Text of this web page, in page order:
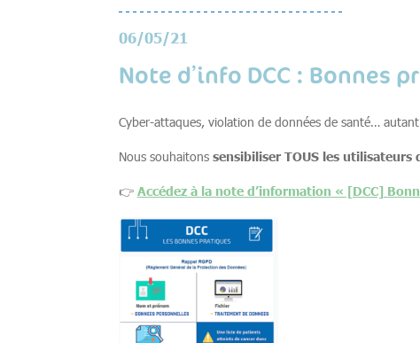
06/05/21
Note d’info DCC : Bonnes
Cyber-attaques, violation de données de santé…
Nous souhaitonssensibiliser TOUS les utilisateurs
👉 Accédez à la note d’information « [DCC]